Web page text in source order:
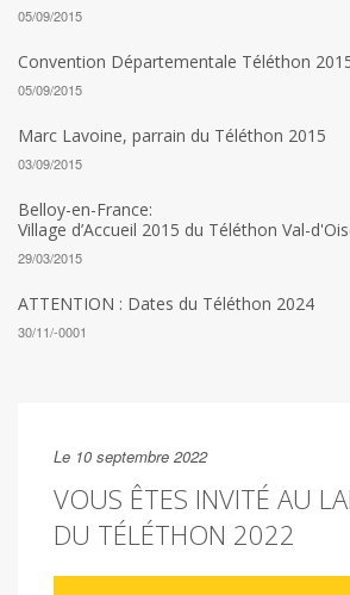
05/09/2015
Convention Départementale Téléthon
05/09/2015
Marc Lavoine, parrain du Téléthon 2015
03/09/2015
Belloy-en-France:
Village d’Accueil 2015 du Téléthon Val-
29/03/2015
ATTENTION : Dates du Téléthon 2024
30/11/-0001
Le 10 septembre 2022
VOUS ÊTES INVITÉ AU
DU TÉLÉTHON 2022